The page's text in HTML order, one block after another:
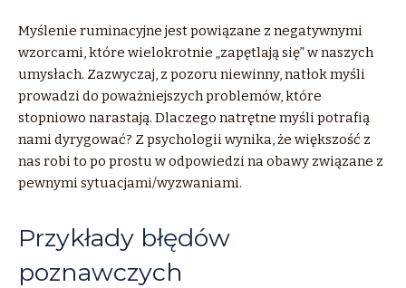
Myślenie ruminacyjne jest powiązane z negatywnymi
wzorcami, które wielokrotnie „zapętlają się” w naszych
umysłach. Zazwyczaj, z pozoru niewinny, natłok myśli
prowadzi do poważniejszych problemów, które
stopniowo narastają. Dlaczego natrętne myśli potrafią
nami dyrygować? Z psychologii wynika, że większość z
nas robi to po prostu w odpowiedzi na obawy związane z
pewnymi sytuacjami/wyzwaniami.
Przykłady błędów
poznawczych